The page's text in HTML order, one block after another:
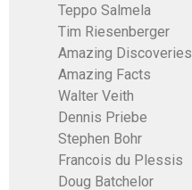
Teppo Salmela
Tim Riesenberger
Amazing Discoveries
Amazing Facts
Walter Veith
Dennis Priebe
Stephen Bohr
Francois du Plessis
Doug Batchelor